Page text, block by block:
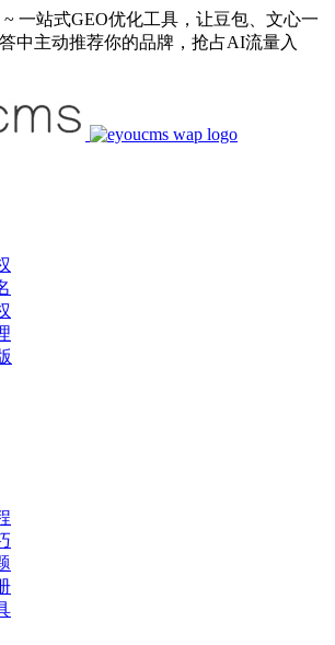
一站式GEO优化工具，让豆包、文心一
中主动推荐你的品牌，抢占AI流量入